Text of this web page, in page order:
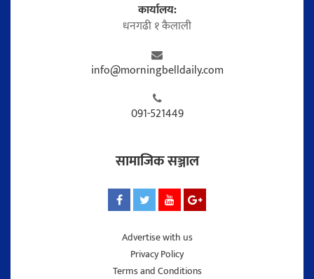
कार्यालय:
धनगढी १ कैलाली
info@morningbelldaily.com
091-521449
सामाजिक सञ्जाल
Advertise with us
Privacy Policy
Terms and Conditions